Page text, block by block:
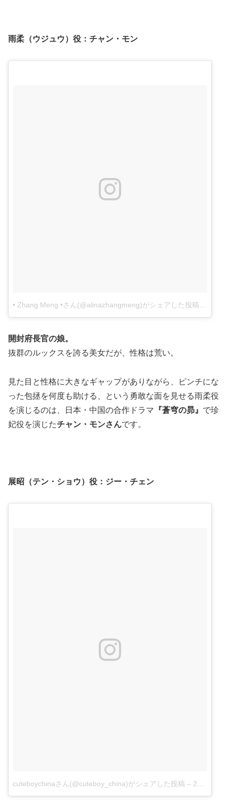
雨柔（ウジュウ）役： チャン・モン
開封府長官の娘。
抜群のルックスを誇る美女だが、性格は荒い。
見た目と性格に大きなギャップがありながら、ピンチにな
った包拯を何度も助ける、という勇敢な面を見せる雨柔役
を演じるのは、日本・中国の合作ドラマ 『蒼穹の昴』 で珍
妃役を演じたチャン・モンさんです。
展昭（テン・ショウ）役： ジー・チェン
cuteboychinaさん(@cuteboy_china)がシェアした投稿 – 2016 9月 15 1:16午前 PDT